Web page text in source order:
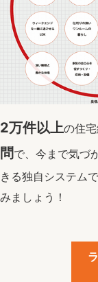
2万件以上の住
問で、今まで気づ
きる独自システム
みましょう！